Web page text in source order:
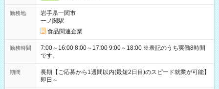
勤務地
岩手県一関市
一ノ関駅
食品関連企業
勤務時間
7:00～16:00 8:00～17:00 9:00～18:00 ※表記のうち実働8時間
です。
期間
長期【ご応募から1週間以内(最短2日目)のスピード就業が可能】
即日～